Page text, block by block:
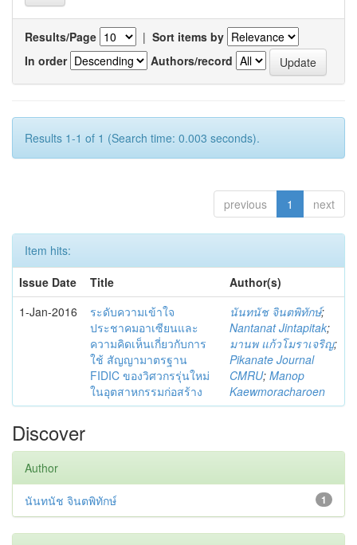
Results/Page | Sort items by
In order
Authors/record
Results 1-1 of 1 (Search time: 0.003 seconds).
previous 1 next
Item hits:
Issue Date
Title
Author(s)
1-Jan-2016
ระดับความเข้าใจ
ประชาคมอาเซียนและ
ความคิดเห็นเกี่ยวกับการ
ใช้ สัญญามาตรฐาน
FIDIC ของวิศวกรรุ่นใหม่
ในอุตสาหกรรมก่อสร้าง
นันทนัช จินตพิทักษ์;
Nantanat Jintapitak;
มานพ แก้วโมราเจริญ;
Pikanate Journal
CMRU; Manop
Kaewmoracharoen
Discover
Author
1
นันทนัช จินตพิทักษ์